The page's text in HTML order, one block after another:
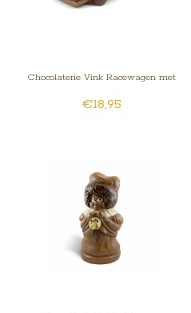
Chocolaterie Vink Racewagen met
foto
€18,95